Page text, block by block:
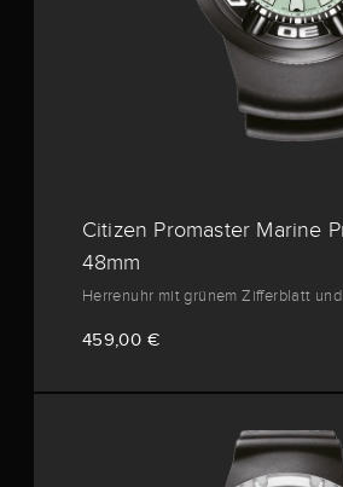
Citizen Promaster Marine
48mm
Herrenuhr mit grünem Zifferblatt
459,00 €